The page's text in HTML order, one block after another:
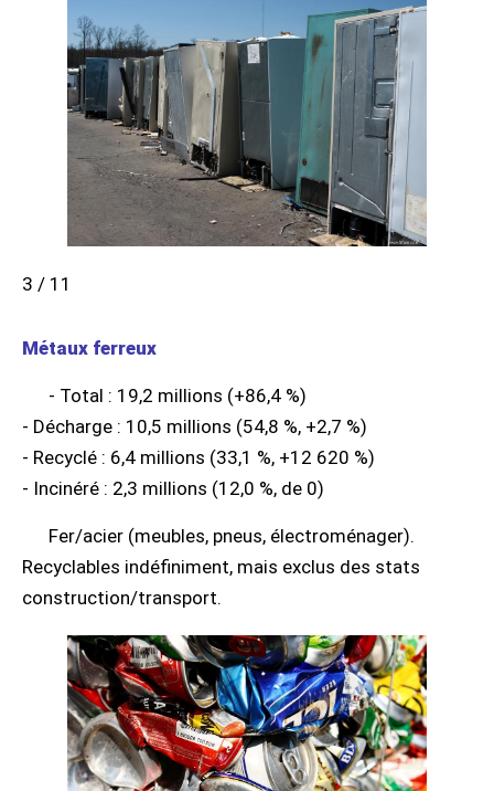
3 / 11
Métaux ferreux
- Total : 19,2 millions (+86,4 %)
- Décharge : 10,5 millions (54,8 %, +2,7 %)
- Recyclé : 6,4 millions (33,1 %, +12 620 %)
- Incinéré : 2,3 millions (12,0 %, de 0)
Fer/acier (meubles, pneus, électroménager).
Recyclables indéfiniment, mais exclus des stats
construction/transport.